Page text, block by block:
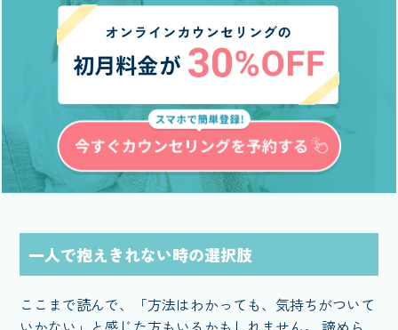
一人で抱えきれない時の選択肢
ここまで読んで、「方法はわかっても、気持ちがついて